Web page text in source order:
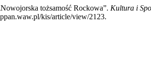
tożsamość Rockowa”. Kultura i
kis/article/view/2123.